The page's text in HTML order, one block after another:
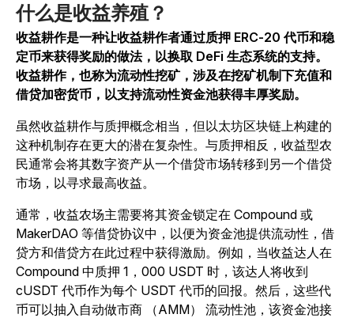
什么是收益养殖？
收益耕作是一种让收益耕作者通过质押 ERC-20 代币和稳
定币来获得奖励的做法，以换取 DeFi 生态系统的支持。
收益耕作，也称为流动性挖矿，涉及在挖矿机制下充值和
借贷加密货币，以支持流动性资金池获得丰厚奖励。
虽然收益耕作与质押概念相当，但以太坊区块链上构建的
这种机制存在更大的潜在复杂性。与质押相反，收益型农
民通常会将其数字资产从一个借贷市场转移到另一个借贷
市场，以寻求最高收益。
通常，收益农场主需要将其资金锁定在 Compound 或
MakerDAO 等借贷协议中，以便为资金池提供流动性，借
贷方和借贷方在此过程中获得激励。例如，当收益达人在
Compound 中质押 1，000 USDT 时，该达人将收到
cUSDT 代币作为每个 USDT 代币的回报。然后，这些代
币可以抽入自动做市商 （AMM） 流动性池，该资金池接